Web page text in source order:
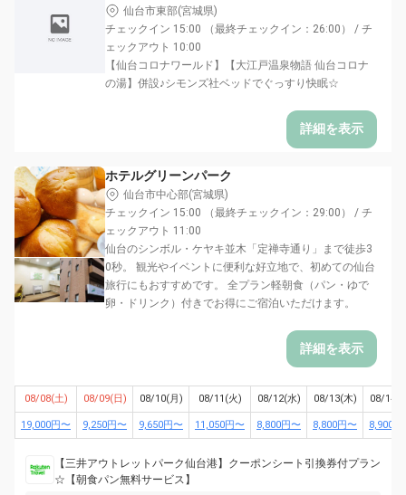
仙台市東部(宮城県)
チェックイン 15:00 （最終チェックイン：26:00） / チ
ェックアウト 10:00
【仙台コロナワールド】【大江戸温泉物語 仙台コロナ
の湯】併設♪シモンズ社ベッドでぐっすり快眠☆
詳細を表示
ホテルグリーンパーク
仙台市中心部(宮城県)
チェックイン 15:00 （最終チェックイン：29:00） / チ
ェックアウト 11:00
仙台のシンボル・ケヤキ並木「定禅寺通り」まで徒歩3
0秒。 観光やイベントに便利な好立地で、初めての仙台
旅行にもおすすめです。 全プラン軽朝食（パン・ゆで
卵・ドリンク）付きでお得にご宿泊いただけます。
詳細を表示
08/08(土) 08/09(日) 08/10(月) 08/11(火) 08/12(水) 08/13(木) 08/14(
19,000円〜 9,250円〜 9,650円〜 11,050円〜 8,800円〜 8,800円〜 8,900円
【三井アウトレットパーク仙台港】クーポンシート引換券付プラン
☆【朝食パン無料サービス】